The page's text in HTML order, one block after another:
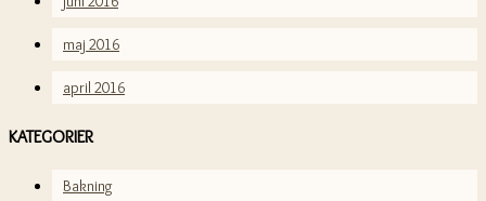
maj 2016
april 2016
KATEGORIER
Bakning